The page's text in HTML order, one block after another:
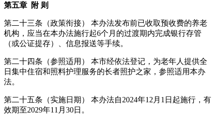
第五章 附 则
第二十三条（政策衔接） 本办法发布前已收取预收费的养老
机构，应当在本办法施行起6个月的过渡期内完成银行存管
（或公证提存）、信息报送等手续。
第二十四条（参照适用） 本市经依法登记，为老年人提供全
日集中住宿和照料护理服务的长者照护之家，参照适用本办
法。
第二十五条（实施日期） 本办法自2024年12月1日起施行，有
效期至2029年11月30日。